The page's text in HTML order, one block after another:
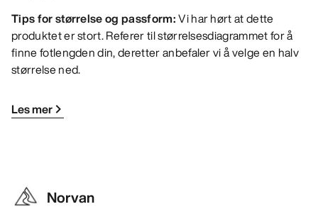
Tips for størrelse og passform:Vi har hørt at dette
produktet er stort. Referer til størrelsesdiagrammet for å
finne fotlengden din, deretter anbefaler vi å velge en halv
størrelse ned.
Les mer
Norvan